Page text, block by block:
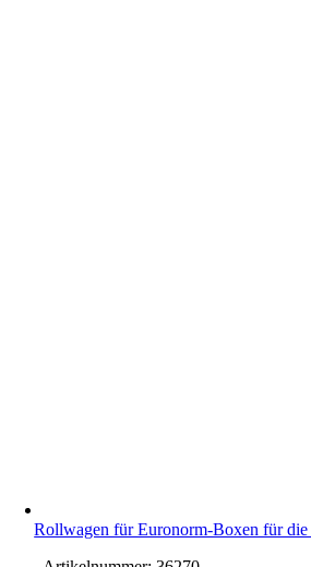
Rollwagen für Euronorm-Boxen für die